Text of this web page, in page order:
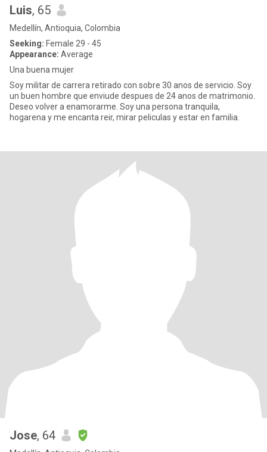
Luis, 65
Medellín, Antioquia, Colombia
Seeking: Female 29 - 45
Appearance: Average
Una buena mujer
Soy militar de carrera retirado con sobre 30 anos de servicio. Soy
un buen hombre que enviude despues de 24 anos de matrimonio.
Deseo volver a enamorarme. Soy una persona tranquila,
hogarena y me encanta reir, mirar peliculas y estar en familia.
Jose, 64